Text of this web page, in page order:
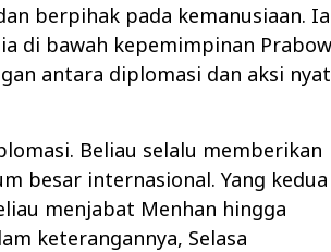
berpihak pada kemanusiaan. Ia
di bawah kepemimpinan
antara diplomasi dan aksi
Beliau selalu memberikan
besar internasional. Yang kedua
menjabat Menhan hingga
keterangannya, Selasa